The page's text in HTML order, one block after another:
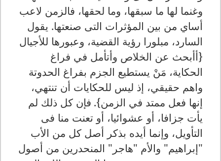
وغنما لها ما سبقها، وما لحقها، فالزمن لاعب
أساي من بين المؤثرات التى صنعتها. يقول
السارد، مبلورا رؤية القضية، وعبورها للأجيال
{أأبحث عن الخلاص وأتأمل في فراغ
الحكاية، مَنْ يستطيع الجزم بفراغ الحدوتة
واهم حقيقي، إذ ليس للحكايات أن تنتهي،
إنها فعل ممتد في الزمن}. فإن كل ذلك لم
يأت جزافا، أو عشوائيا، أو تعنت منا فى
التأويل، وإنما أيده بذكر أصل كل من الأب
"إبراهيم" والأم "هاجر" المنحدرين من أصول